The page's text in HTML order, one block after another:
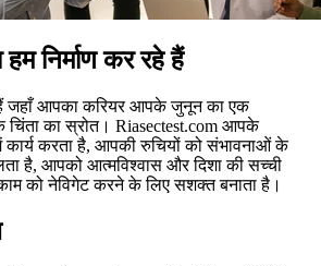
निर्माण कर रहे हैं
जहाँ आपका करियर आपके जुनून का एक
चिंता का स्रोत। Riasectest.com आपके
करता है, आपकी रुचियों को संभावनाओं के
है, आपको आत्मविश्वास और दिशा की सच्ची
को नेविगेट करने के लिए सशक्त बनाता है।